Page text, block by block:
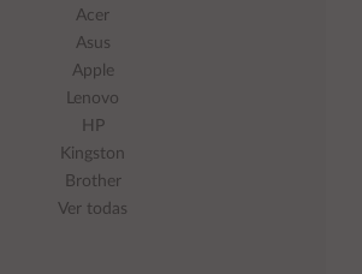
Acer
Asus
Apple
Lenovo
HP
Kingston
Brother
Ver todas